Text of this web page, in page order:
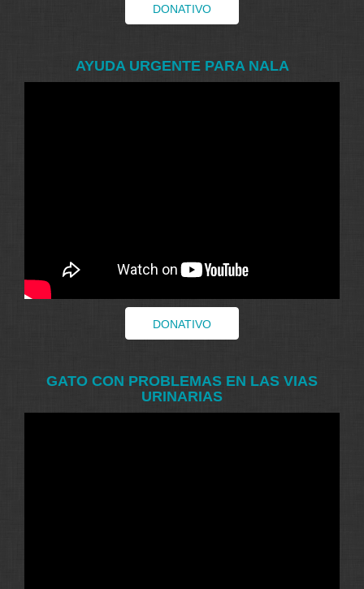
DONATIVO
AYUDA URGENTE PARA NALA
DONATIVO
GATO CON PROBLEMAS EN LAS VIAS
URINARIAS